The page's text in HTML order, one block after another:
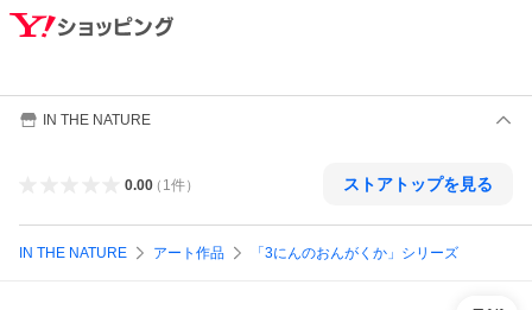
IN THE NATURE
0.00（ 1件） ストアトップを見る
IN THE NATURE アート作品 「3にんのおんがくか」シリーズ